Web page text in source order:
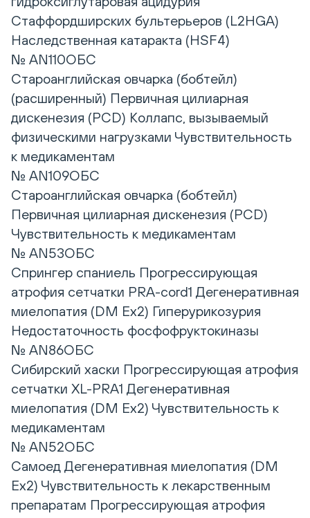
Стаффордширских бультерьеров (L2HGA)
Наследственная катаракта (HSF4)
№ AN110ОБС
Староанглийская овчарка (бобтейл)
(расширенный) Первичная цилиарная
дискенезия (PCD) Коллапс, вызываемый
физическими нагрузками Чувствительность
к медикаментам
№ AN109ОБС
Староанглийская овчарка (бобтейл)
Первичная цилиарная дискенезия (PCD)
Чувствительность к медикаментам
№ AN53ОБС
Спрингер спаниель Прогрессирующая
атрофия сетчатки PRA-cord1 Дегенеративная
миелопатия (DM Ex2) Гиперурикозурия
Недостаточность фосфофруктокиназы
№ AN86ОБС
Сибирский хаски Прогрессирующая атрофия
сетчатки XL-PRA1 Дегенеративная
миелопатия (DM Ex2) Чувствительность к
медикаментам
№ AN52ОБС
Самоед Дегенеративная миелопатия (DM
Ex2) Чувствительность к лекарственным
препаратам Прогрессирующая атрофия